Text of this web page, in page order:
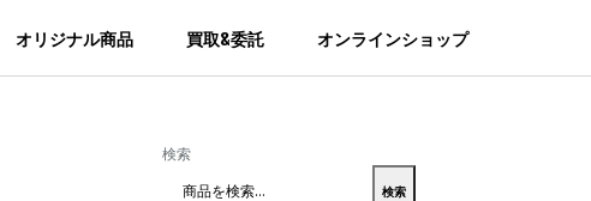
オリジナル商品 買取&委託 オンラインショップ
検索
検索